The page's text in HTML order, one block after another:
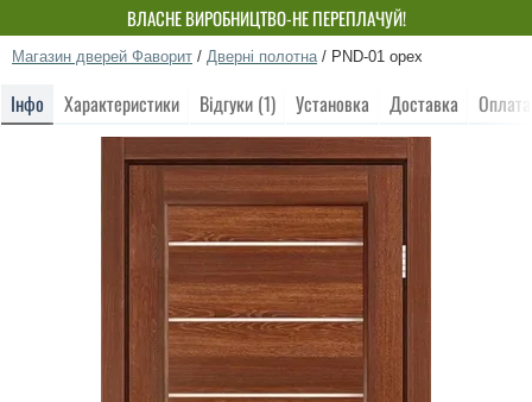
ВЛАСНЕ ВИРОБНИЦТВО-НЕ ПЕРЕПЛАЧУЙ!
Магазин дверей Фаворит / Дверні полотна / PND-01 орех
Інфо Характеристики Відгуки (1) Установка Доставка Оплата